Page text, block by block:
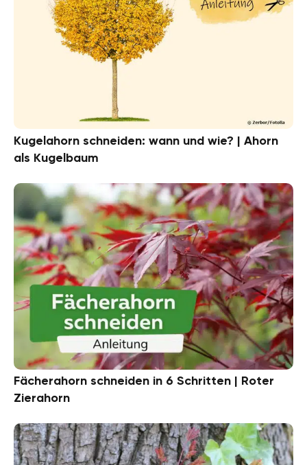
Kugelahorn schneiden: wann und wie? | Ahorn
als Kugelbaum
Fächerahorn schneiden in 6 Schritten | Roter
Zierahorn